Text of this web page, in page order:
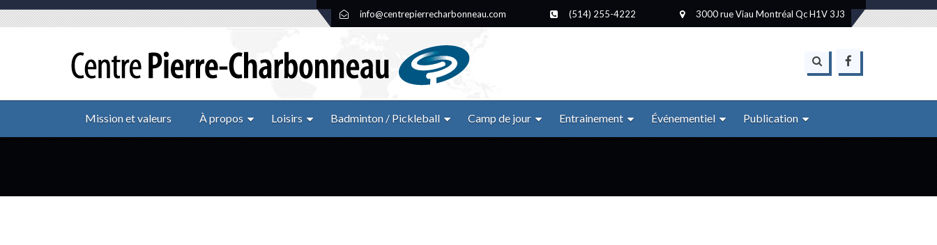
info@centrepierrecharbonneau.com (514) 255-4222 3000 rue Viau Montréal Qc H1V 3J3
Mission et valeurs À propos Loisirs Badminton / Pickleball Camp de jour Entrainement Événementiel Publication